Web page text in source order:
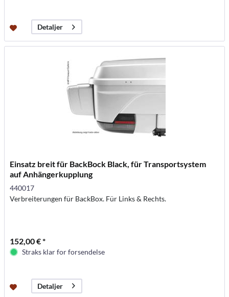
Detaljer
Einsatz breit für BackBock Black, für Transportsystem
auf Anhängerkupplung
440017
Verbreiterungen für BackBox. Für Links & Rechts.
152,00 € *
Straks klar for forsendelse
Detaljer